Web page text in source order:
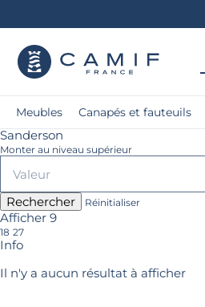
Meubles Canapés et fauteuils
Sanderson
Monter au niveau supérieur
Rechercher Réinitialiser
Afficher 9
18 27
Info
Il n'y a aucun résultat à afficher